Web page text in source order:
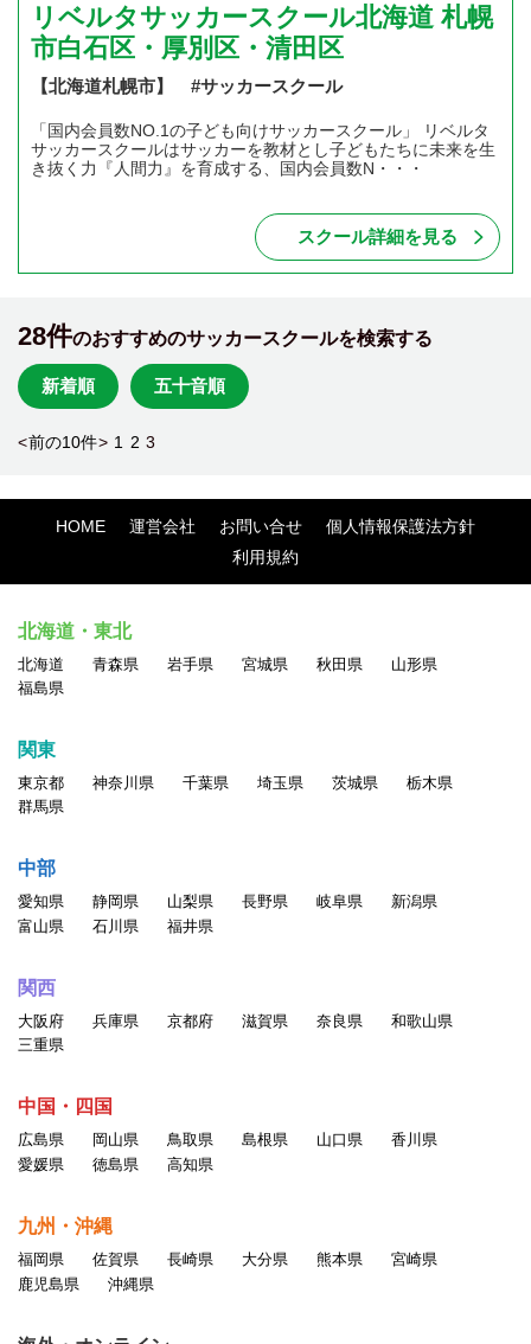
リベルタサッカースクール北海道 札幌
市白石区・厚別区・清田区
【北海道札幌市】 #サッカースクール
「国内会員数NO.1の子ども向けサッカースクール」 リベルタ
サッカースクールはサッカーを教材とし子どもたちに未来を生
き抜く力『人間力』を育成する、国内会員数N・・・
スクール詳細を見る
28件のおすすめのサッカースクールを検索する
新着順 五十音順
<前の10件> 1 2 3
HOME 運営会社 お問い合せ
個人情報保護法方針
利用規約
北海道・東北
北海道 青森県 岩手県 宮城県 秋田県
山形県
福島県
関東
東京都 神奈川県 千葉県 埼玉県 茨城県
栃木県
群馬県
中部
愛知県 静岡県 山梨県 長野県 岐阜県
新潟県
富山県
石川県 福井県
関西
大阪府 兵庫県 京都府 滋賀県 奈良県
和歌山県
三重県
中国・四国
広島県 岡山県 鳥取県 島根県 山口県
香川県
愛媛県
徳島県 高知県
九州・沖縄
福岡県 佐賀県 長崎県 大分県 熊本県
宮崎県
鹿児島県
沖縄県